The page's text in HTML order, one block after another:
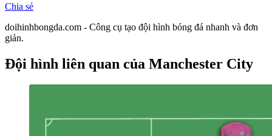
Chia sẻ
doihinhbongda.com - Công cụ tạo đội hình bóng đá nhanh và đơn
giản.
Đội hình liên quan của Manchester City